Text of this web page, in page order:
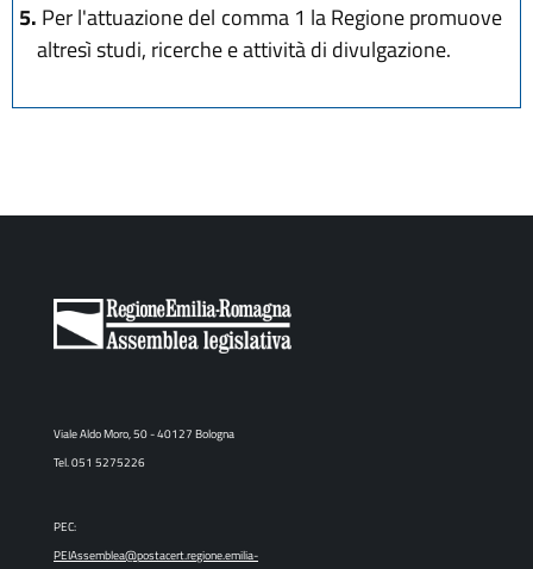
5. Per l'attuazione del comma 1 la Regione promuove
altresì studi, ricerche e attività di divulgazione.
Viale Aldo Moro, 50 - 40127 Bologna
Tel. 051 5275226
PEC:
PEIAssemblea@postacert.regione.emilia-